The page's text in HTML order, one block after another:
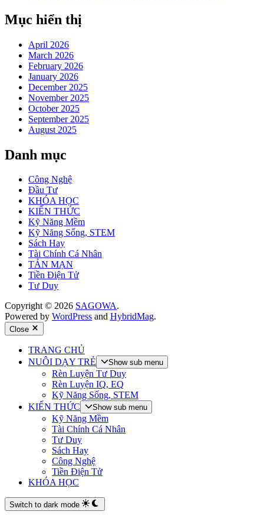
Mục hiển thị
April 2026
March 2026
February 2026
January 2026
December 2025
November 2025
October 2025
September 2025
August 2025
Danh mục
Công Nghệ
Đầu Tư
KHÓA HỌC
KIẾN THỨC
Kỹ Năng Mềm
Kỹ Năng Sống, STEM
Sách Hay
Tài Chính Cá Nhân
TẢN MẠN
Tiền Điện Tử
Tư Duy
Copyright © 2026 SAGOWA.
Powered by WordPress and HybridMag.
Close
TRANG CHỦ
NUÔI DẠY TRẺ
Show sub menu
Rèn Luyện Tư Duy
Rèn Luyện IQ, EQ
Kỹ Năng Sống, STEM
KIẾN THỨC
Show sub menu
Kỹ Năng Mềm
Tài Chính Cá Nhân
Tư Duy
Sách Hay
Công Nghệ
Tiền Điện Tử
KHÓA HỌC
Switch to dark mode